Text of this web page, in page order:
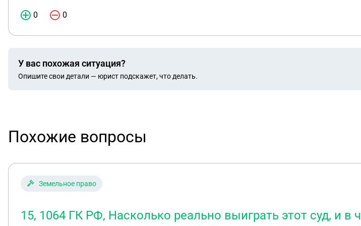
0 0
У вас похожая ситуация?
Опишите свои детали — юрист подскажет, что делать.
Похожие вопросы
Земельное право
15, 1064 ГК РФ, Насколько реально выиграть этот суд, и в